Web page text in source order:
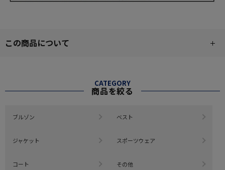
この商品について
CATEGORY
商品を絞る
ブルゾン ベスト
ジャケット スポーツウェア
コート その他